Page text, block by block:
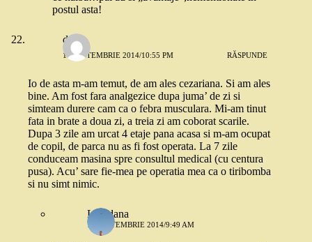
postul asta!
dojo
10 SEPTEMBRIE 2014/10:55 PM RĂSPUNDE
Io de asta m-am temut, de am ales cezariana. Si am ales
bine. Am fost fara analgezice dupa juma’ de zi si
simteam durere cam ca o febra musculara. Mi-am tinut
fata in brate a doua zi, a treia zi am coborat scarile.
Dupa 3 zile am urcat 4 etaje pana acasa si m-am ocupat
de copil, de parca nu as fi fost operata. La 7 zile
conduceam masina spre consultul medical (cu centura
pusa). Acu’ sare fie-mea pe operatia mea ca o tiribomba
si nu simt nimic.
Loredana
11 SEPTEMBRIE 2014/9:49 AM